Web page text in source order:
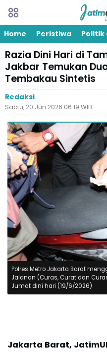
Home Peristiwa Politik
Razia Dini Hari di
Jakbar Temukan
Tembakau Sintetis
Redaksi
Sabtu, 20 Jun 2026 06:19 WIB
Polres Metro Jakarta Barat
Jalanan (Curas, Curat dan
Jumat dini hari (19/6/2026).
Jakarta Barat,